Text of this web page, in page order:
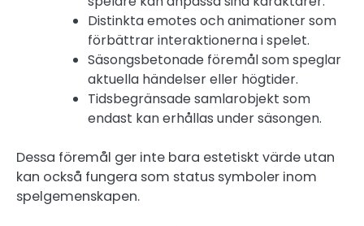
Distinkta emotes och animationer som
förbättrar interaktionerna i spelet.
Säsongsbetonade föremål som speglar
aktuella händelser eller högtider.
Tidsbegränsade samlarobjekt som
endast kan erhållas under säsongen.
Dessa föremål ger inte bara estetiskt värde utan
kan också fungera som status symboler inom
spelgemenskapen.